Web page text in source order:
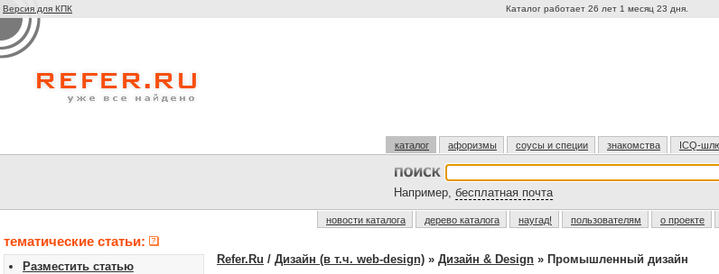
Версия для КПК Каталог работает 26 лет 1 месяц 23 дня.
каталог афоризмы соусы и специи знакомства ICQ-
Например, бесплатная почта
новости каталога дерево каталога наугад! пользователям о проекте
тематические статьи:
Разместить статью
Refer.Ru / Дизайн (в т.ч. web-design) » Дизайн & Design » Промышленный дизайн